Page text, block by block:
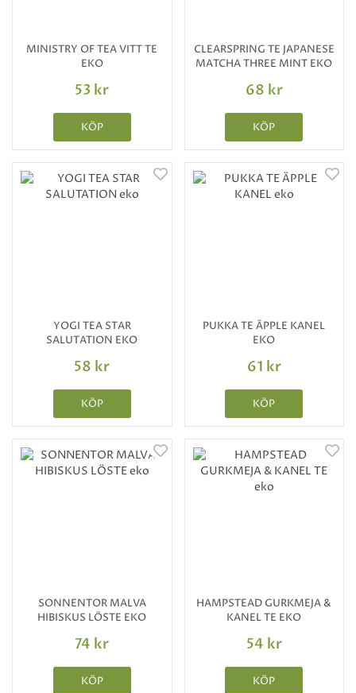
MINISTRY OF TEA VITT TE
EKO
53 kr
KÖP
CLEARSPRING TE JAPANESE
MATCHA THREE MINT EKO
68 kr
KÖP
YOGI TEA STAR
SALUTATION EKO
58 kr
KÖP
PUKKA TE ÄPPLE KANEL
EKO
61 kr
KÖP
SONNENTOR MALVA
HIBISKUS LÖSTE EKO
74 kr
KÖP
HAMPSTEAD GURKMEJA &
KANEL TE EKO
54 kr
KÖP